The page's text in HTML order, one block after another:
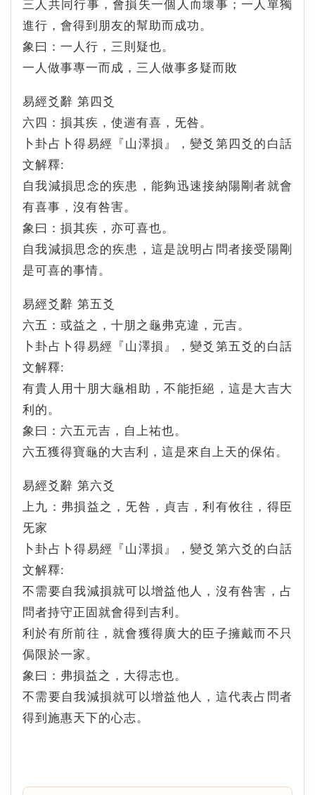
三人共同行事，會損失一個人而壞事；一人單獨
進行，會得到朋友的幫助而成功。
象曰：一人行，三則疑也。
一人做事專一而成，三人做事多疑而敗
易經爻辭 第四爻
六四：損其疾，使遄有喜，旡咎。
卜卦占卜得易經『山澤損』，變爻第四爻的白話
文解釋:
自我減損思念的疾患，能夠迅速接納陽剛者就會
有喜事，沒有咎害。
象曰：損其疾，亦可喜也。
自我減損思念的疾患，這是說明占問者接受陽剛
是可喜的事情。
易經爻辭 第五爻
六五：或益之，十朋之龜弗克違，元吉。
卜卦占卜得易經『山澤損』，變爻第五爻的白話
文解釋:
有貴人用十朋大龜相助，不能拒絕，這是大吉大
利的。
象曰：六五元吉，自上祐也。
六五獲得寶龜的大吉利，這是來自上天的保佑。
易經爻辭 第六爻
上九：弗損益之，旡咎，貞吉，利有攸往，得臣
旡家
卜卦占卜得易經『山澤損』，變爻第六爻的白話
文解釋:
不需要自我減損就可以增益他人，沒有咎害，占
問者持守正固就會得到吉利。
利於有所前往，就會獲得廣大的臣子擁戴而不只
侷限於一家。
象曰：弗損益之，大得志也。
不需要自我減損就可以增益他人，這代表占問者
得到施惠天下的心志。